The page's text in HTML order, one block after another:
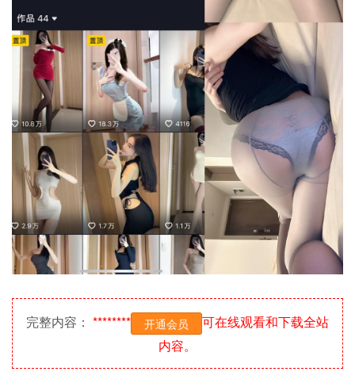
完整内容： ******** 开通会员
可在线观看和下载全站
内容。